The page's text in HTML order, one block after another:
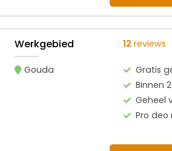
Werkgebied
Gouda
12 reviews
Gratis
Binnen
Geheel
Pro deo